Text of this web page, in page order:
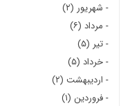
- شهریور (۲)
- مرداد (۶)
-تیر (۵)
-خرداد (۵)
- اردیبهشت (۲)
-فروردین (۱)